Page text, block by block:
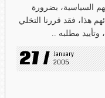
السياسية، بضرورة
هذا، فقد قررنا التخلي
وتأييد مطلبه ..
27 / January
2005